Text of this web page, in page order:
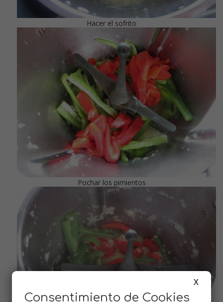
Hacer el sofrito
Pochar los pimientos
X
Consentimiento de Cookies